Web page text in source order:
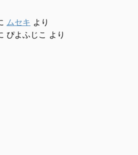
ムセキ より
ぴよふじこ より